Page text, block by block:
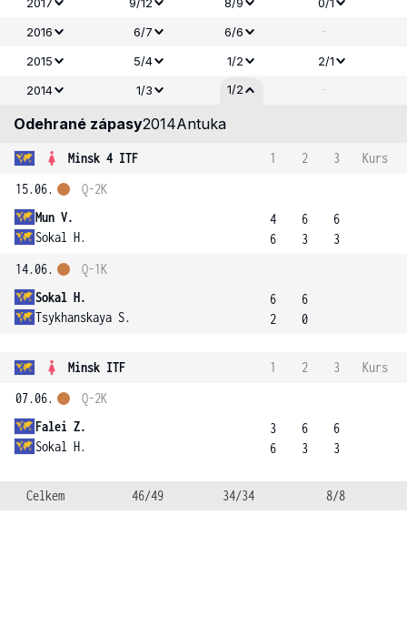
2016
6/7 6/6 -
2015 5/4 1/2
2/1
2014
1/3 1/2 -
Odehrané zápasy2014Antuka
Minsk 4 ITF 1 2 3
Kurs
15.06.
Mun V.
Sokal H.
Q-2K
4
6
6
3
6
3
14.06.
Sokal H.
Tsykhanskaya S.
Q-1K
6
2
6
0
Minsk ITF 1 2 3
Kurs
07.06.
Falei Z.
Sokal H.
Q-2K
3
6
6
3
6
3
Celkem 46/49 34/34 8/8